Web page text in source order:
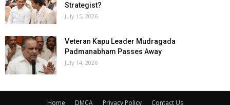
Strategist?
July 15, 2026
Veteran Kapu Leader Mudragada
Padmanabham Passes Away
July 14, 2026
Home DMCA Privacy Policy Contact Us